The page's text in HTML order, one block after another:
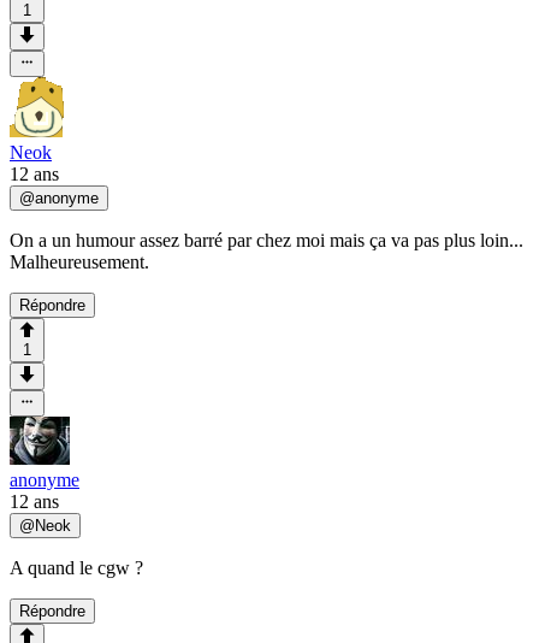
1
Neok
12 ans
@anonyme
On a un humour assez barré par chez moi mais ça va pas plus loin...
Malheureusement.
Répondre
1
anonyme
12 ans
@ Neok
A quand le cgw ?
Répondre